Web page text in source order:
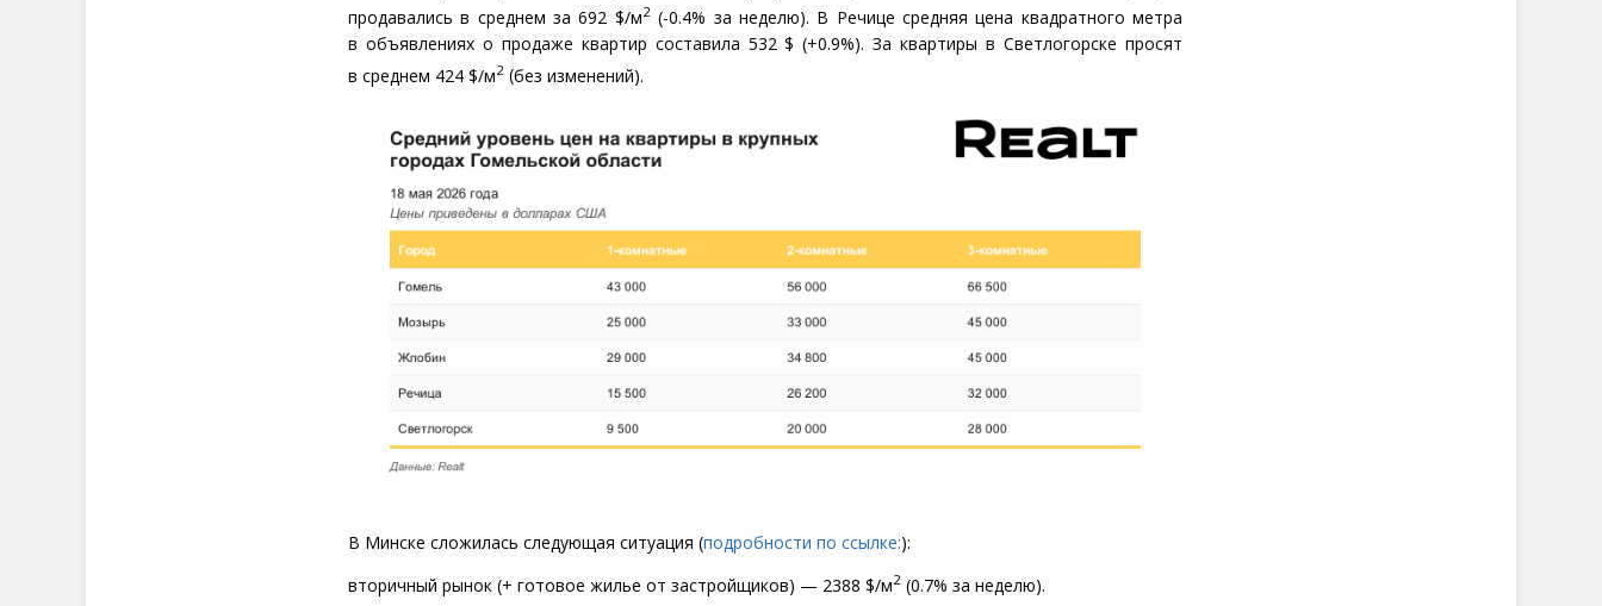
продавались в среднем за 692 $/м2 (-0.4% за неделю). В Речице средняя цена квадратного метра
в объявлениях о продаже квартир составила 532 $ (+0.9%). За квартиры в Светлогорске просят
в среднем 424 $/м2 (без изменений).
В Минске сложилась следующая ситуация (подробности по ссылке:):
вторичный рынок (+ готовое жилье от застройщиков) — 2388 $/м2 (0.7% за неделю).